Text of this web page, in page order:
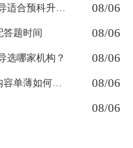
阿伯丁大学能源地质学26fall预习辅导适合预科升本科吗 08/06
答题时间 08/06
选哪家机构？ 08/06
纽卡斯尔大学留学生挂科申诉文书内容单薄如何充实材料 08/06
08/06